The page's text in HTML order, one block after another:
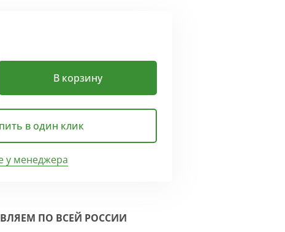
В корзину
в один клик
у менеджера
ПО ВСЕЙ РОССИИ